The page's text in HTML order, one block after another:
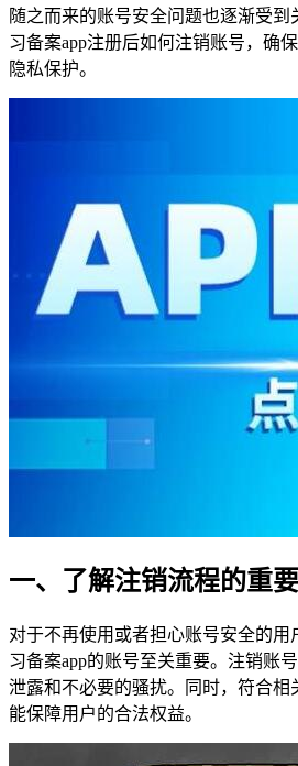
随之而来的账号安全问题也逐渐受到
习备案app注册后如何注销账号，确
隐私保护。
一、了解注销流程的重
对于不再使用或者担心账号安全的用
习备案app的账号至关重要。注销账
泄露和不必要的骚扰。同时，符合相
能保障用户的合法权益。